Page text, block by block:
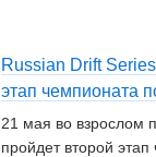
Russian Drift
этап чемпионата
21 мая во взрослом
пройдет второй